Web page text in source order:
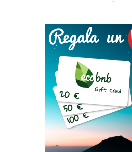
probabilmente lo fai anche tu. È
imballaggi prodotti da ogni cittadino
quantità davvero eccessiva che
irreversibile l’ambiente e gli oceani.